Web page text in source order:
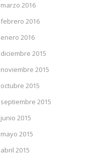
marzo 2016
febrero 2016
enero 2016
diciembre 2015
noviembre 2015
octubre 2015
septiembre 2015
junio 2015
mayo 2015
abril 2015